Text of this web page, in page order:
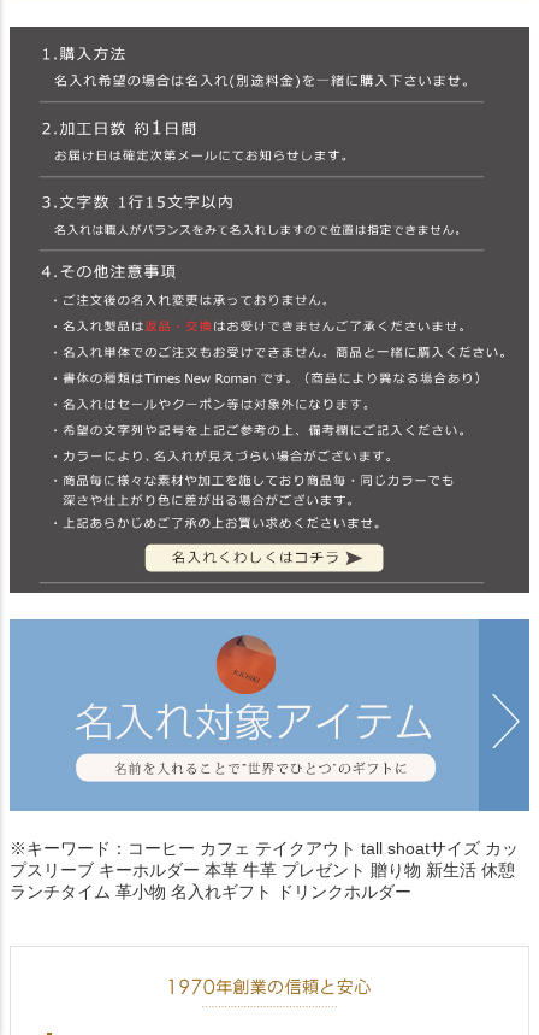
※キーワード：コーヒー カフェ テイクアウト tall shoatサイズ カッ
プスリーブ キーホルダー 本革 牛革 プレゼント 贈り物 新生活 休憩
ランチタイム 革小物 名入れギフト ドリンクホルダー